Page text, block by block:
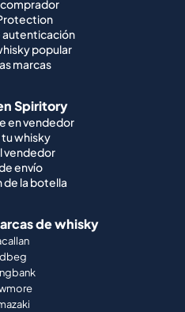
comprador
autenticación
popular
marcas
Spiritory
en vendedor
whisky
vendedor
envío
de la botella
de whisky